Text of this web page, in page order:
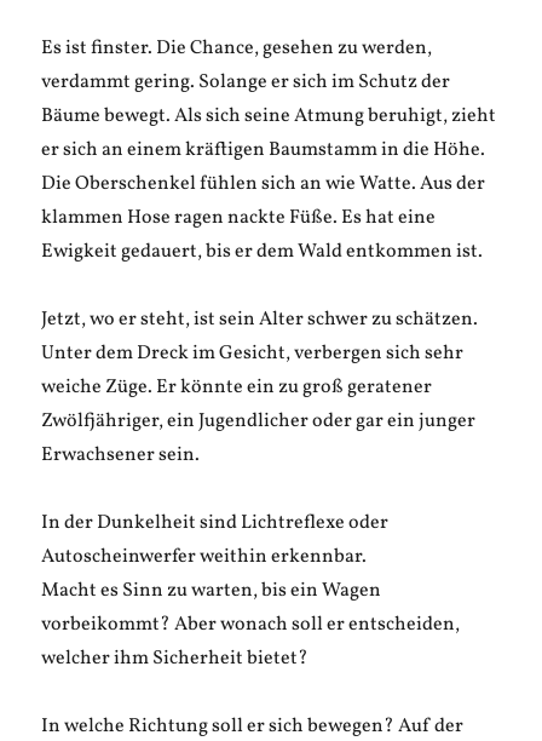
Es ist finster. Die Chance, gesehen zu werden,
verdammt gering. Solange er sich im Schutz der
Bäume bewegt. Als sich seine Atmung beruhigt, zieht
er sich an einem kräftigen Baumstamm in die Höhe.
Die Oberschenkel fühlen sich an wie Watte. Aus der
klammen Hose ragen nackte Füße. Es hat eine
Ewigkeit gedauert, bis er dem Wald entkommen ist.
Jetzt, wo er steht, ist sein Alter schwer zu schätzen.
Unter dem Dreck im Gesicht, verbergen sich sehr
weiche Züge. Er könnte ein zu groß geratener
Zwölfjähriger, ein Jugendlicher oder gar ein junger
Erwachsener sein.
In der Dunkelheit sind Lichtreflexe oder
Autoscheinwerfer weithin erkennbar.
Macht es Sinn zu warten, bis ein Wagen
vorbeikommt? Aber wonach soll er entscheiden,
welcher ihm Sicherheit bietet?
In welche Richtung soll er sich bewegen? Auf der